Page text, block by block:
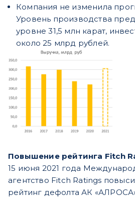
Компания не изменила
Уровень производства
уровне 31,5 млн карат,
около 25 млрд рублей.
Повышение рейтинга Fitch
15 июня 2021 года
агентство Fitch Ratings
рейтинг дефолта АК